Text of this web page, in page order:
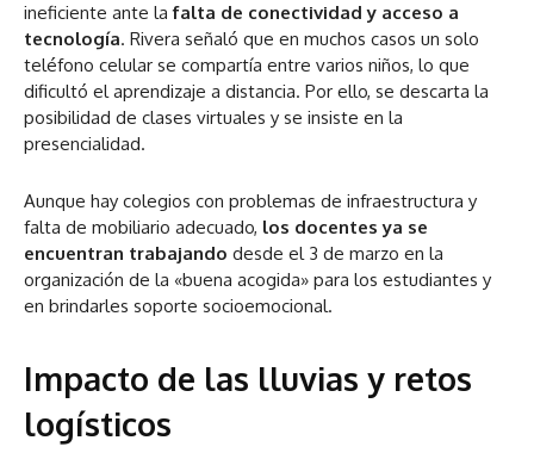
ineficiente ante la falta de conectividad y acceso a
tecnología. Rivera señaló que en muchos casos un solo
teléfono celular se compartía entre varios niños, lo que
dificultó el aprendizaje a distancia. Por ello, se descarta la
posibilidad de clases virtuales y se insiste en la
presencialidad.
Aunque hay colegios con problemas de infraestructura y
falta de mobiliario adecuado, los docentes ya se
encuentran trabajando desde el 3 de marzo en la
organización de la «buena acogida» para los estudiantes y
en brindarles soporte socioemocional.
Impacto de las lluvias y retos
logísticos